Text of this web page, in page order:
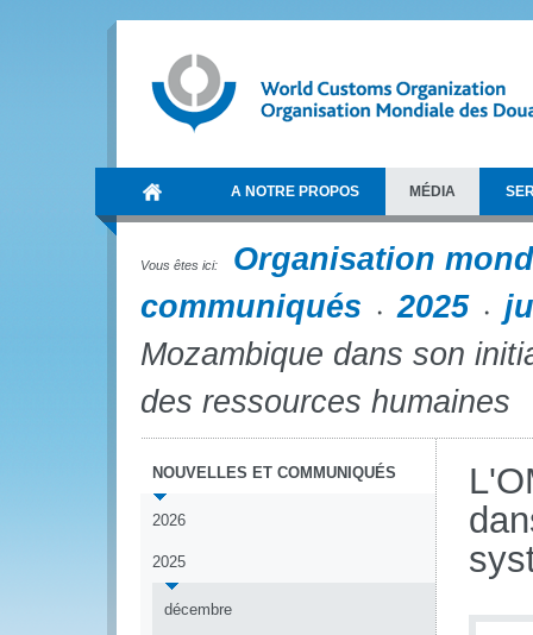
A NOTRE PROPOS MÉDIA
Vous êtes ici:
Organisation
communiqués
2025
Mozambique dans son
des ressources humaines
NOUVELLES ET COMMUNIQUÉS
2026
2025
décembre